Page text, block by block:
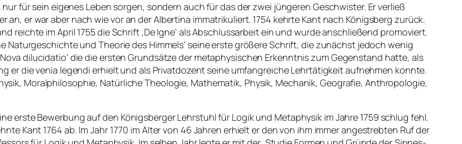
für sein eigenes Leben sorgen, sondern auch für das der zwei jüngeren Geschwister. Er verließ
an, er war aber nach wie vor an der Albertina immatrikuliert. 1754 kehrte Kant nach Königsberg zurück.
reichte im April 1755 die Schrift ‚De Igne‘ als Abschlussarbeit ein und wurde anschließend promoviert.
Naturgeschichte und Theorie des Himmels‘ seine erste größere Schrift, die zunächst jedoch wenig
dilucidatio‘ die die ersten Grundsätze der metaphysischen Erkenntnis zum Gegenstand hatte, als
er die venia legendi erhielt und als Privatdozent seine umfangreiche Lehrtätigkeit aufnehmen konnte.
Moralphilosophie, Natürliche Theologie, Mathematik, Physik, Mechanik, Geografie, Anthropologie,
erste Bewerbung auf den Königsberger Lehrstuhl für Logik und Metaphysik im Jahre 1759 schlug fehl.
Kant 1764 ab. Im Jahr 1770 im Alter von 46 Jahren erhielt er den von ihm immer angestrebten Ruf der